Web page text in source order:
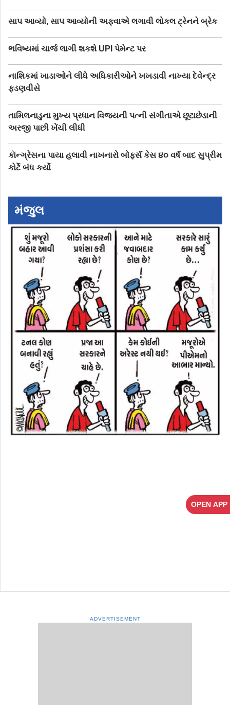
OPEN APP
સાપ આવ્યો, સાપ આવ્યોની અફવાએ લગાવી લોકલ ટ્રેનને બ્રેક
ભવિષ્યમાં ચાર્જ લાગી શકશે UPI પેમેન્ટ પર
નાશિકમાં ખાડાઓને લીધે અધિકારીઓને ખખડાવી નાખ્યા દેવેન્દ્ર
ફડણવીસે
તામિલનાડુના મુખ્ય પ્રધાન વિજયની પત્ની સંગીતાએ છૂટાછેડાની
અરજી પાછી ખેંચી લીધી
કૉન્ગ્રેસના પાયા હલાવી નાખનારો બોફર્સ કેસ ૪૦ વર્ષ બાદ સુપ્રીમ
કોર્ટે બંધ કર્યો
મંજુલ
ADVERTISEMENT